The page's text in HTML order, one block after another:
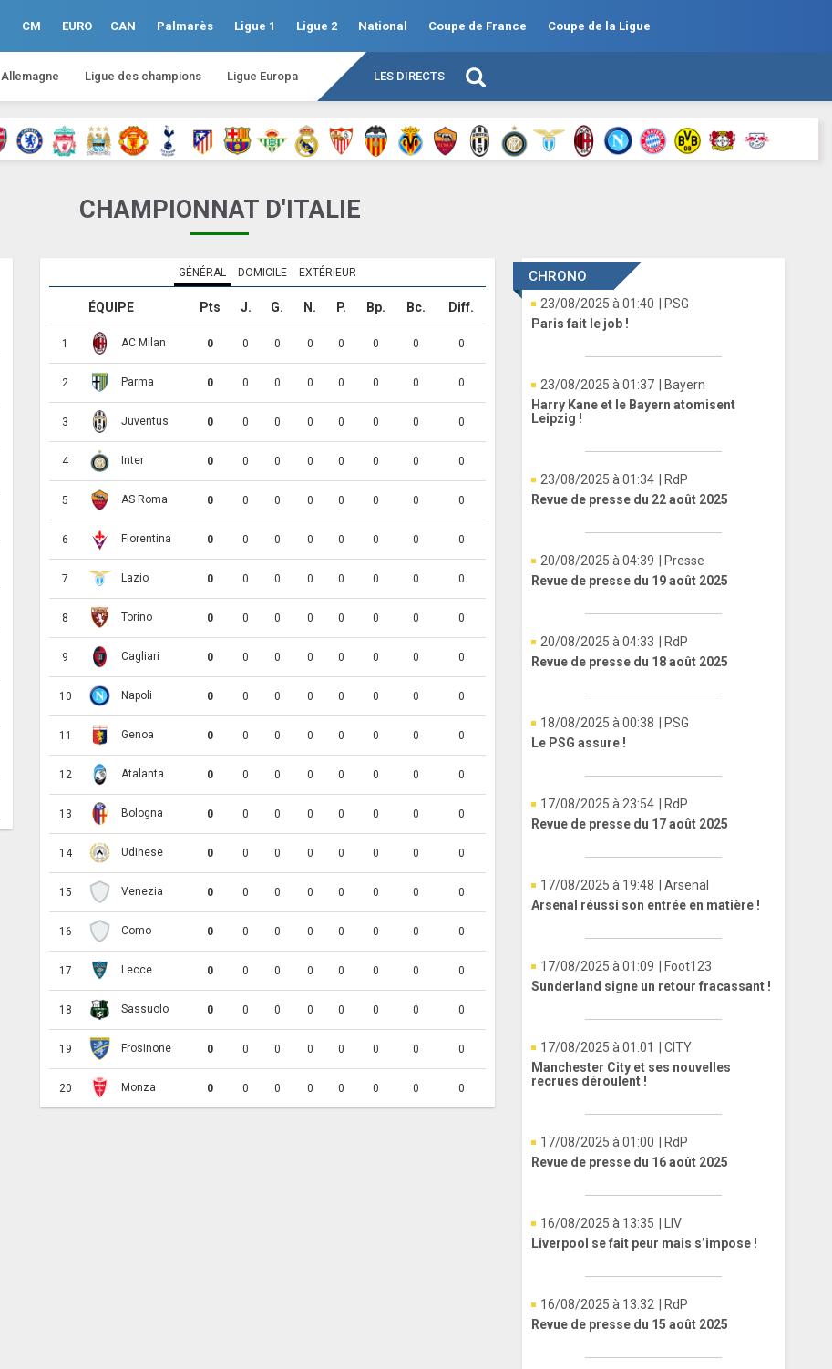
CM EURO CAN Palmarès Ligue 1 Ligue 2 National Coupe de France Coupe de la Ligue
Allemagne Ligue des champions Ligue Europa LES DIRECTS
CHAMPIONNAT D'ITALIE
GÉNÉRAL DOMICILE EXTÉRIEUR
ÉQUIPE Pts J. G. N. P. Bp. Bc. Diff.
1 AC Milan 0 0 0 0 0 0 0 0
2 Parma 0 0 0 0 0 0 0 0
3 Juventus 0 0 0 0 0 0 0 0
4 Inter 0 0 0 0 0 0 0 0
5 AS Roma 0 0 0 0 0 0 0 0
6 Fiorentina 0 0 0 0 0 0 0 0
7 Lazio 0 0 0 0 0 0 0 0
8 Torino 0 0 0 0 0 0 0 0
9 Cagliari 0 0 0 0 0 0 0 0
10 Napoli 0 0 0 0 0 0 0 0
11 Genoa 0 0 0 0 0 0 0 0
12 Atalanta 0 0 0 0 0 0 0 0
13 Bologna 0 0 0 0 0 0 0 0
14 Udinese 0 0 0 0 0 0 0 0
15 Venezia 0 0 0 0 0 0 0 0
16 Como 0 0 0 0 0 0 0 0
17 Lecce 0 0 0 0 0 0 0 0
18 Sassuolo 0 0 0 0 0 0 0 0
19 Frosinone 0 0 0 0 0 0 0 0
20 Monza 0 0 0 0 0 0 0 0
CHRONO
23/08/2025 à 01:40
| PSG
Paris fait le job !
23/08/2025 à 01:37
| Bayern
Harry Kane et le Bayern atomisent
Leipzig !
23/08/2025 à 01:34
| RdP
Revue de presse du 22 août 2025
20/08/2025 à 04:39
| Presse
Revue de presse du 19 août 2025
20/08/2025 à 04:33
| RdP
Revue de presse du 18 août 2025
18/08/2025 à 00:38
| PSG
Le PSG assure !
17/08/2025 à 23:54
| RdP
Revue de presse du 17 août 2025
17/08/2025 à 19:48
| Arsenal
Arsenal réussi son entrée en matière !
17/08/2025 à 01:09
| Foot123
Sunderland signe un retour fracassant !
17/08/2025 à 01:01
| CITY
Manchester City et ses nouvelles
recrues déroulent !
17/08/2025 à 01:00
| RdP
Revue de presse du 16 août 2025
16/08/2025 à 13:35
| LIV
Liverpool se fait peur mais s’impose !
16/08/2025 à 13:32
| RdP
Revue de presse du 15 août 2025